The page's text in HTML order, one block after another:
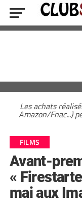
Les achats
Amazon/Fnac...)
FILMS
Avant-
«
mai aux